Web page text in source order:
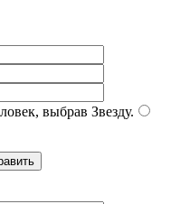
выбрав Звезду.